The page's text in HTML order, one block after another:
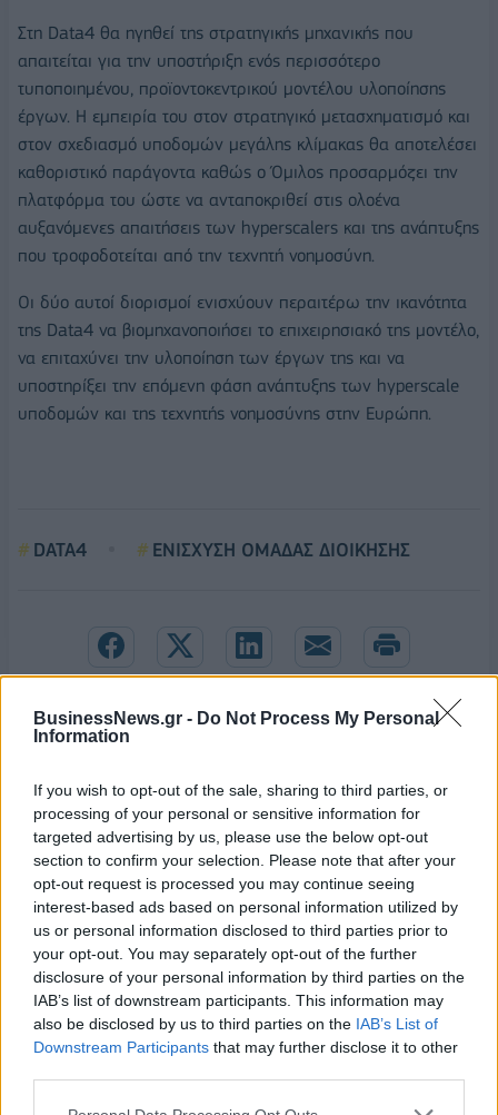
BusinessNews.gr - Do Not Process My Personal
Information
If you wish to opt-out of the sale, sharing to third parties, or
processing of your personal or sensitive information for
targeted advertising by us, please use the below opt-out
section to confirm your selection. Please note that after your
opt-out request is processed you may continue seeing
interest-based ads based on personal information utilized by
us or personal information disclosed to third parties prior to
your opt-out. You may separately opt-out of the further
disclosure of your personal information by third parties on the
IAB’s list of downstream participants. This information may
also be disclosed by us to third parties on the IAB’s List of
Downstream Participants that may further disclose it to other
Στη Data4 θα ηγηθεί της στρατηγικής μηχανικής που
απαιτείται για την υποστήριξη ενός περισσότερο
τυποποιημένου, προϊοντοκεντρικού μοντέλου υλοποίησης
έργων. Η εμπειρία του στον στρατηγικό μετασχηματισμό και
στον σχεδιασμό υποδομών μεγάλης κλίμακας θα αποτελέσει
καθοριστικό παράγοντα καθώς ο Όμιλος προσαρμόζει την
πλατφόρμα του ώστε να ανταποκριθεί στις ολοένα
αυξανόμενες απαιτήσεις των hyperscalers και της ανάπτυξης
που τροφοδοτείται από την τεχνητή νοημοσύνη.
Οι δύο αυτοί διορισμοί ενισχύουν περαιτέρω την ικανότητα
της Data4 να βιομηχανοποιήσει το επιχειρησιακό της μοντέλο,
να επιταχύνει την υλοποίηση των έργων της και να
υποστηρίξει την επόμενη φάση ανάπτυξης των hyperscale
υποδομών και της τεχνητής νοημοσύνης στην Ευρώπη.
DATA4 ΕΝΙΣΧΥΣΗ ΟΜΑΔΑΣ ΔΙΟΙΚΗΣΗΣ
Live στις 16:00, ο αγώνας της Εθνικής Νεανίδων με τη Βουλγαρία
Εθνική Παίδων: Απώλεσε
προβάδισμα 13 πόντων και